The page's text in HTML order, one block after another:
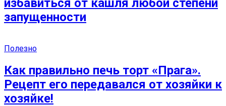
избавиться от кашля любой степени
запущенности
Полезно
Как правильно печь торт «Прага».
Рецепт его передавался от хозяйки к
хозяйке!